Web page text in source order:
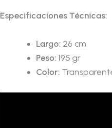
Especificaciones Técnicas:
Largo: 26 cm
Peso: 195 gr
Color: